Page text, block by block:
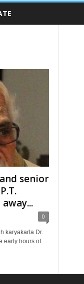
senior
0
karyakarta Dr.
early hours of